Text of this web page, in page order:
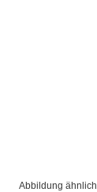
Abbildung ähnlich